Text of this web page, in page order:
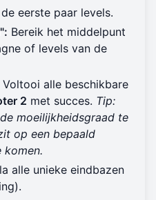
eerste paar levels.
Bereik het middelpunt
of levels van de
Voltooi alle beschikbare
2 met succes. Tip:
moeilijkheidsgraad te
op een bepaald
komen.
alle unieke eindbazen